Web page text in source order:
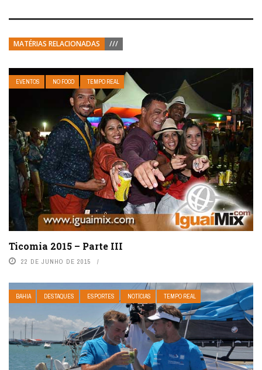
MATÉRIAS RELACIONADAS ///
EVENTOS NO FOCO TEMPO REAL
Ticomia 2015 – Parte III
22 DE JUNHO DE 2015
BAHIA DESTAQUES ESPORTES NOTÍCIAS TEMPO REAL